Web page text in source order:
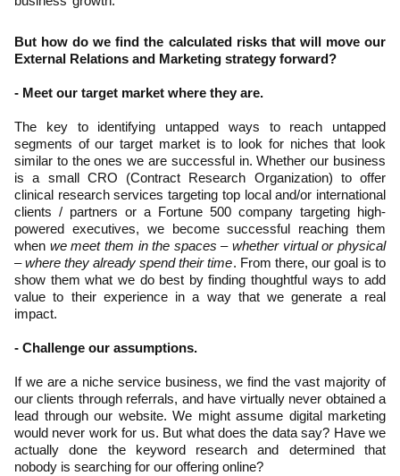
But how do we find the calculated risks that will move our
External Relations and Marketing strategy forward?
- Meet our target market where they are.
The key to identifying untapped ways to reach untapped
segments of our target market is to look for niches that look
similar to the ones we are successful in. Whether our business
is a small CRO (Contract Research Organization) to offer
clinical research services targeting top local and/or international
clients / partners or a Fortune 500 company targeting high-
powered executives, we become successful reaching them
when we meet them in the spaces – whether virtual or physical
– where they already spend their time. From there, our goal is to
show them what we do best by finding thoughtful ways to add
value to their experience in a way that we generate a real
impact.
- Challenge our assumptions.
If we are a niche service business, we find the vast majority of
our clients through referrals, and have virtually never obtained a
lead through our website. We might assume digital marketing
would never work for us. But what does the data say? Have we
actually done the keyword research and determined that
nobody is searching for our offering online?